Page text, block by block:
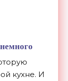
кухне. И